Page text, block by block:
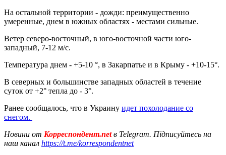
На остальной территории - дожди: преимущественно
умеренные, днем в южных областях - местами сильные.
Ветер северо-восточный, в юго-восточной части юго-
западный, 7-12 м/с.
Температура днем - +5-10 °, в Закарпатье и в Крыму - +10-15°.
В северных и большинстве западных областей в течение
суток от +2° тепла до - 3°.
Ранее сообщалось, что в Украину идет похолодание со
снегом.
Новини от Корреспондент.netв Telegram. Підписуйтесь на
наш канал https://t.me/korrespondentnet